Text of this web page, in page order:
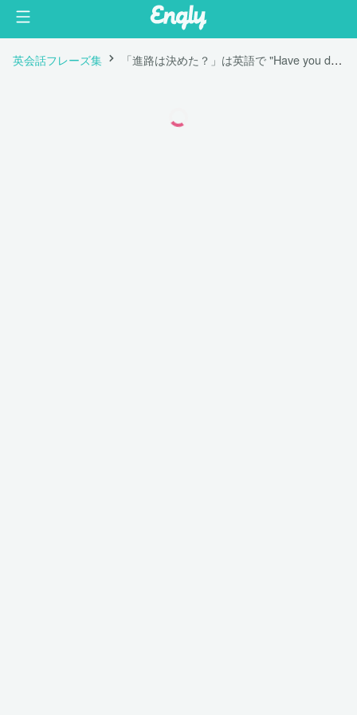
英会話フレーズ集 「進路は決めた？」は英語で "Have you decided what you're gonna do after graduation?"